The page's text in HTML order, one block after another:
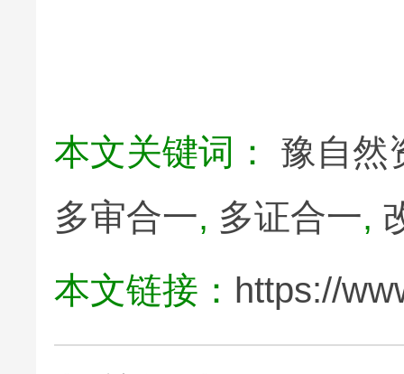
本文关键词： 豫自然
多审合一, 多证合一,
本文链接： https://